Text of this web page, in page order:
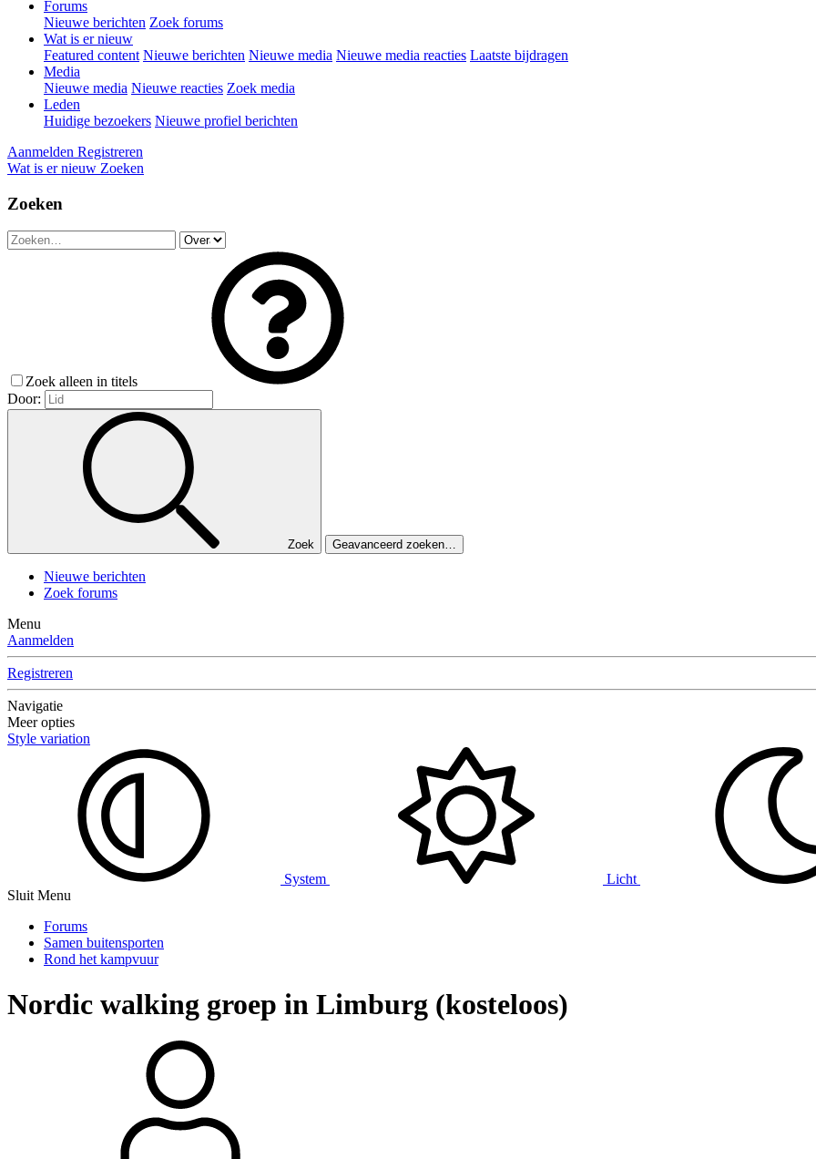
Forums
Nieuwe berichten Zoek forums
Wat is er nieuw
Featured content Nieuwe berichten Nieuwe media Nieuwe media reacties Laatste bijdragen
Media
Nieuwe media Nieuwe reacties Zoek media
Leden
Huidige bezoekers Nieuwe profiel berichten
Aanmelden Registreren
Wat is er nieuw Zoeken
Zoeken
Zoek alleen in titels
Door:
Zoek Geavanceerd zoeken…
Nieuwe berichten
Zoek forums
Menu
Aanmelden
Registreren
Navigatie
Meer opties
Style variation
System Licht
Sluit Menu
Forums
Samen buitensporten
Rond het kampvuur
Nordic walking groep in Limburg (kosteloos)